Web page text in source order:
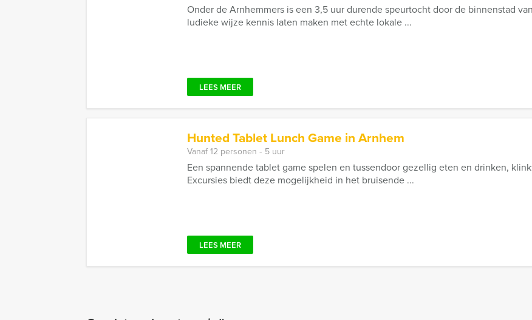
Onder de Arnhemmers is een 3,5 uur durende speurtocht door de binnenstad
ludieke wijze kennis laten maken met echte lokale ...
LEES MEER
Hunted Tablet Lunch Game in Arnhem
Vanaf 12 personen ‐ 5 uur
Een spannende tablet game spelen en tussendoor gezellig eten en drinken,
Excursies biedt deze mogelijkheid in het bruisende ...
LEES MEER